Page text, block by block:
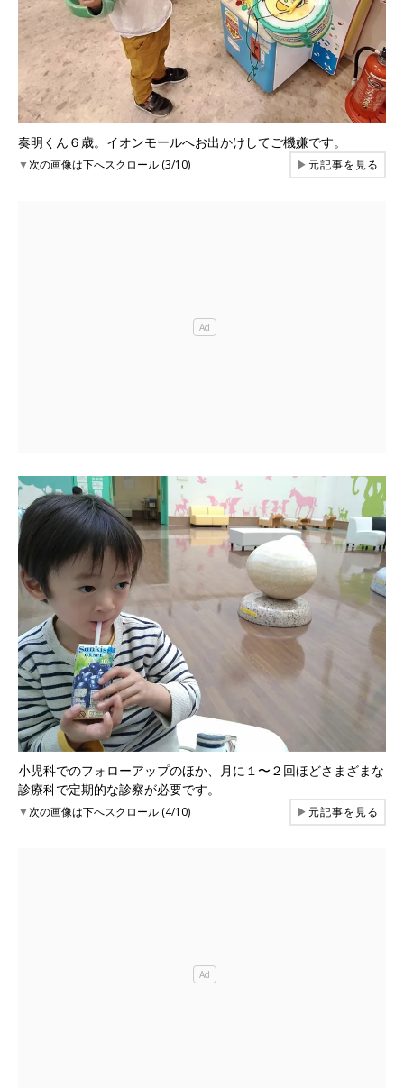
奏明くん６歳。イオンモールへお出かけしてご機嫌です。
▼次の画像は下へスクロール (3/10) ▶元記事を見る
小児科でのフォローアップのほか、月に１〜２回ほどさまざまな
診療科で定期的な診察が必要です。
▼次の画像は下へスクロール (4/10) ▶元記事を見る